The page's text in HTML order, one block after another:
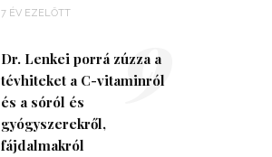
7 ÉV EZELŐTT
Dr. Lenkei porrá zúzza a
tévhiteket a C-vitaminról
és a sóról és
gyógyszerekről,
fájdalmakról
9